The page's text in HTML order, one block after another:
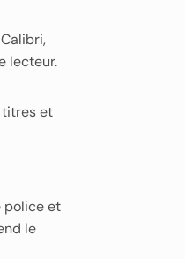
lecteur.
titres et
police et
le